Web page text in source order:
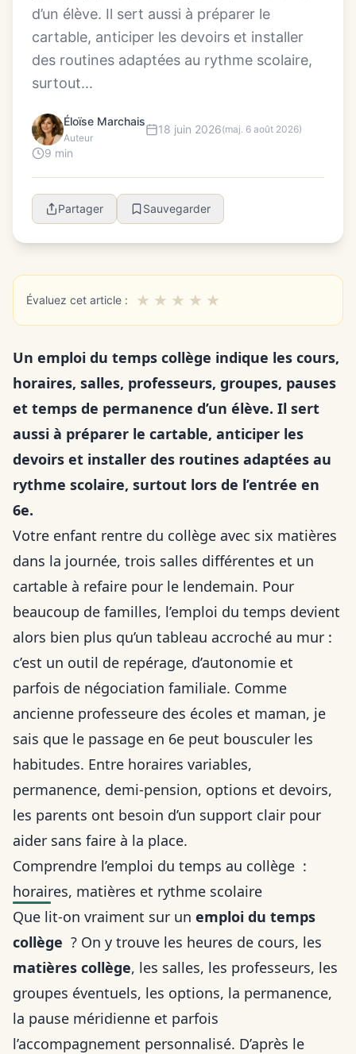
d’un élève. Il sert aussi à préparer le
cartable, anticiper les devoirs et installer
des routines adaptées au rythme scolaire,
surtout...
Éloïse Marchais
Auteur
18 juin 2026(maj. 6 août 2026)
9 min
Partager Sauvegarder
Évaluez cet article : ★ ★ ★ ★ ★
Un emploi du temps collège indique les cours,
horaires, salles, professeurs, groupes, pauses
et temps de permanence d’un élève. Il sert
aussi à préparer le cartable, anticiper les
devoirs et installer des routines adaptées au
rythme scolaire, surtout lors de l’entrée en
6e.
Votre enfant rentre du collège avec six matières
dans la journée, trois salles différentes et un
cartable à refaire pour le lendemain. Pour
beaucoup de familles, l’emploi du temps devient
alors bien plus qu’un tableau accroché au mur :
c’est un outil de repérage, d’autonomie et
parfois de négociation familiale. Comme
ancienne professeure des écoles et maman, je
sais que le passage en 6e peut bousculer les
habitudes. Entre horaires variables,
permanence, demi-pension, options et devoirs,
les parents ont besoin d’un support clair pour
aider sans faire à la place.
Comprendre l’emploi du temps au collège :
horaires, matières et rythme scolaire
Que lit-on vraiment sur un emploi du temps
collège ? On y trouve les heures de cours, les
matières collège, les salles, les professeurs, les
groupes éventuels, les options, la permanence,
la pause méridienne et parfois
l’accompagnement personnalisé. D’après le